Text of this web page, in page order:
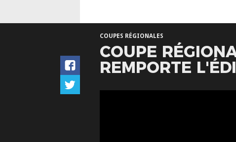
COUPES RÉGIONALES
COUPE
REMPORTE